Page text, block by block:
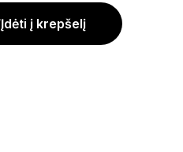
kiekis
Įdėti į krepšelį